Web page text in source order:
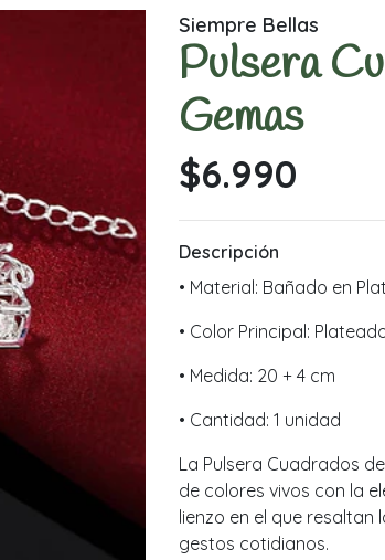
Siempre Bellas
Pulsera
Gemas
$6.990
Descripción
• Material: Bañado en
• Color Principal:
• Medida: 20 + 4 cm
• Cantidad: 1 unidad
La Pulsera Cuadrados
de colores vivos con la
lienzo en el que
gestos cotidianos.